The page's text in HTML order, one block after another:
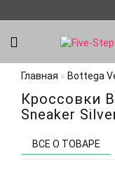
Главная Bottega
Кроссовки
Sneaker
ВСЕ О ТОВАРЕ